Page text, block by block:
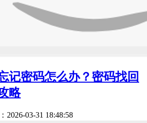
记密码怎么办？密码找回
略
2026-03-31 18:48:58